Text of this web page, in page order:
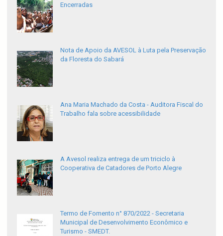
Encerradas
Nota de Apoio da AVESOL à Luta pela Preservação
da Floresta do Sabará
Ana Maria Machado da Costa - Auditora Fiscal do
Trabalho fala sobre acessibilidade
A Avesol realiza entrega de um triciclo à
Cooperativa de Catadores de Porto Alegre
Termo de Fomento n° 870/2022 - Secretaria
Municipal de Desenvolvimento Econômico e
Turismo - SMEDT.